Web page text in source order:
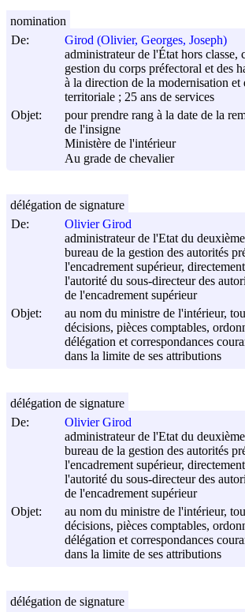
De:
Girod (Olivier, Georges, Joseph)
administrateur de l'État hors classe,
gestion du corps préfectoral et des
à la direction de la modernisation et
territoriale ; 25 ans de services
Objet:
pour prendre rang à la date de la
de l'insigne
Ministère de l'intérieur
Au grade de chevalier
nomination
De:
Olivier Girod
administrateur de l'Etat du
bureau de la gestion des autorités
l'encadrement supérieur,
l'autorité du sous-directeur des
de l'encadrement supérieur
Objet:
au nom du ministre de l'intérieur,
décisions, pièces comptables,
délégation et correspondances
dans la limite de ses attributions
délégation de signature
De:
Olivier Girod
administrateur de l'Etat du
bureau de la gestion des autorités
l'encadrement supérieur,
l'autorité du sous-directeur des
de l'encadrement supérieur
Objet:
au nom du ministre de l'intérieur,
décisions, pièces comptables,
délégation et correspondances
dans la limite de ses attributions
délégation de signature
délégation de signature